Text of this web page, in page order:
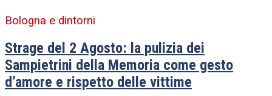
Bologna e dintorni
Strage del 2 Agosto: la pulizia dei
Sampietrini della Memoria come gesto
d’amore e rispetto delle vittime